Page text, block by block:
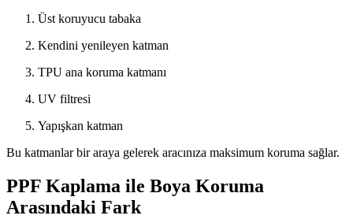
Üst koruyucu tabaka
Kendini yenileyen katman
TPU ana koruma katmanı
UV filtresi
Yapışkan katman
Bu katmanlar bir araya gelerek aracınıza maksimum koruma sağlar.
PPF Kaplama ile Boya Koruma
Arasındaki Fark